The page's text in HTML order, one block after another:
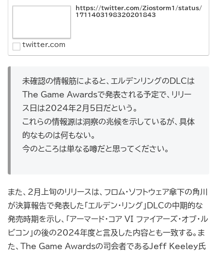
https://twitter.com/Ziostorm1/status/
1711403198320201843
twitter.com
未確認の情報筋によると、エルデンリングのDLCは
The Game Awardsで発表される予定で、リリー
ス日は2024年2月5日だという。
これらの情報源は洞察の兆候を示しているが、具体
的なものは何もない。
今のところは単なる噂だと思ってください。
また、2月上旬のリリースは、フロム・ソフトウェア傘下の角川
が決算報告で発表した「エルデン・リング」DLCの中期的な
発売時期を示し、「アーマード・コア VI ファイアーズ・オブ・ル
ビコン」の後の2024年度と言及した内容とも一致する。ま
た、The Game Awardsの司会者であるJeff Keeley氏